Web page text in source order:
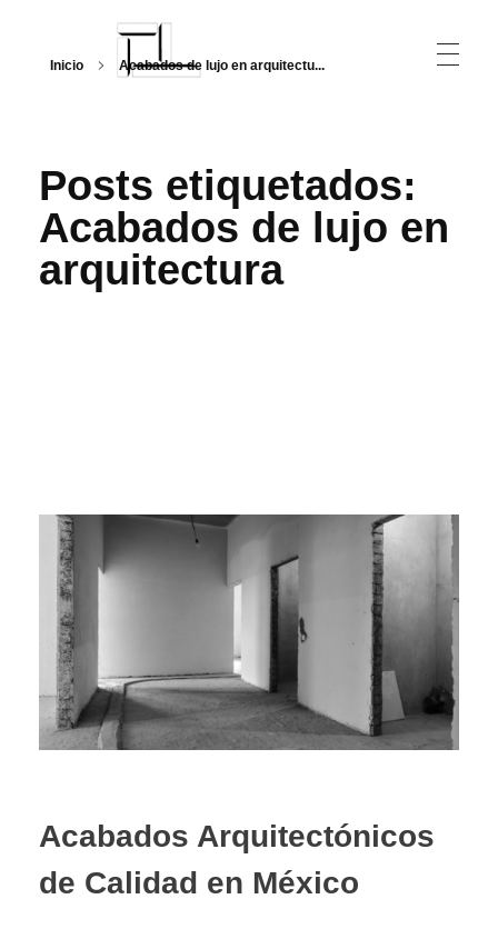
Inicio Acabados de lujo en arquitectu...
Posts etiquetados:
Acabados de lujo en
arquitectura
Acabados Arquitectónicos
de Calidad en México